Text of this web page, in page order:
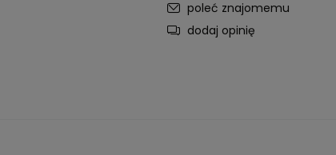
poleć znajomemu
dodaj opinię